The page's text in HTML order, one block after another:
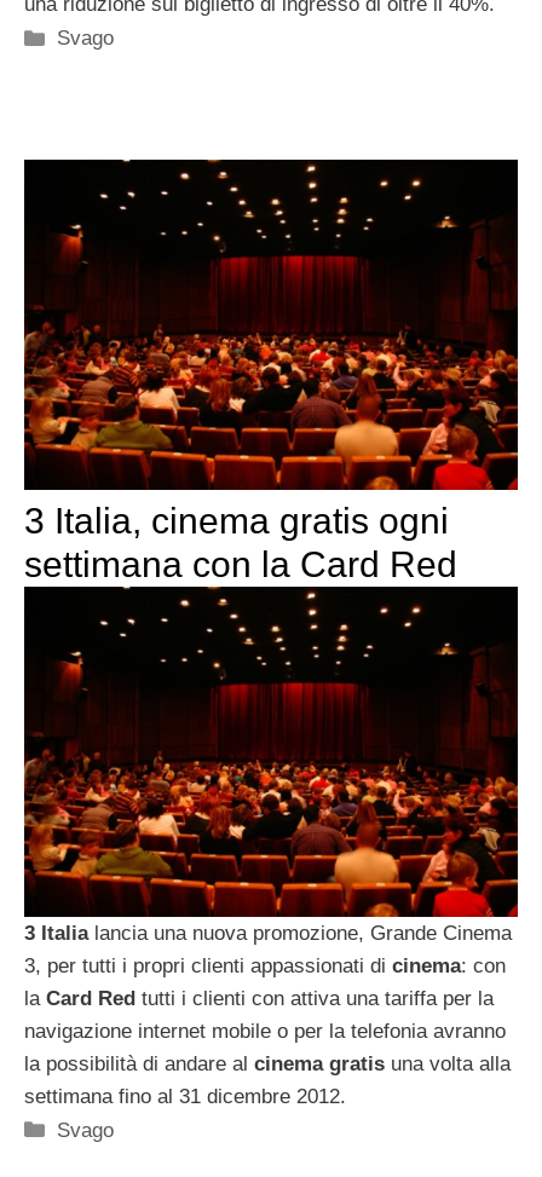
una riduzione sul biglietto di ingresso di oltre il 40%.
Categorie
Svago
3 Italia, cinema gratis ogni
settimana con la Card Red
3 Italialancia una nuova promozione, Grande Cinema
3, per tutti i propri clienti appassionati di cinema: con
la Card Red tutti i clienti con attiva una tariffa per la
navigazione internet mobile o per la telefonia avranno
la possibilità di andare al cinema gratis una volta alla
settimana fino al 31 dicembre 2012.
Categorie
Svago